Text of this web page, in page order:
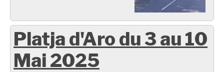
Platja d'Aro du 3 au 10
Mai 2025